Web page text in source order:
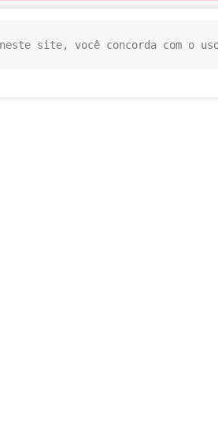
site, você concorda com o